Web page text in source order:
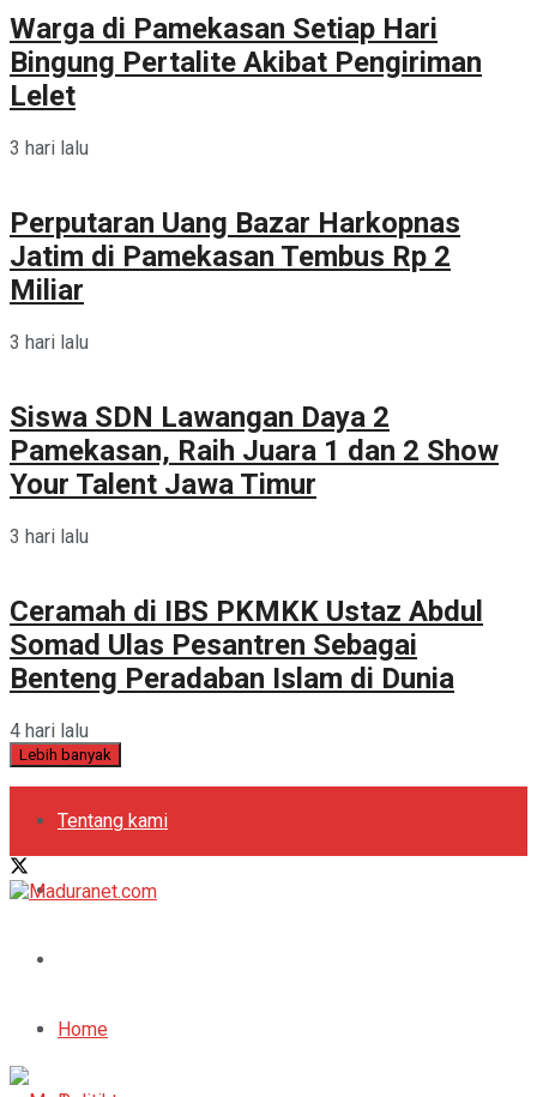
Warga di Pamekasan Setiap Hari
Bingung Pertalite Akibat Pengiriman
Lelet
3 hari lalu
Perputaran Uang Bazar Harkopnas
Jatim di Pamekasan Tembus Rp 2
Miliar
3 hari lalu
Siswa SDN Lawangan Daya 2
Pamekasan, Raih Juara 1 dan 2 Show
Your Talent Jawa Timur
3 hari lalu
Ceramah di IBS PKMKK Ustaz Abdul
Somad Ulas Pesantren Sebagai
Benteng Peradaban Islam di Dunia
4 hari lalu
Lebih banyak
Tentang kami
Kebijakan Privasi
Periklanan
Home